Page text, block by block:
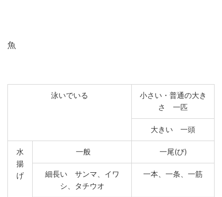
魚
泳いでいる
小さい・普通の大き
さ 一匹
大きい 一頭
水
揚
げ
一般 一尾(び)
細長い サンマ、イワ
シ、タチウオ
一本、一条、一筋